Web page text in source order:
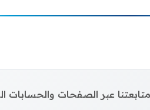
متابعتنا عبر الصفحات والحسابات